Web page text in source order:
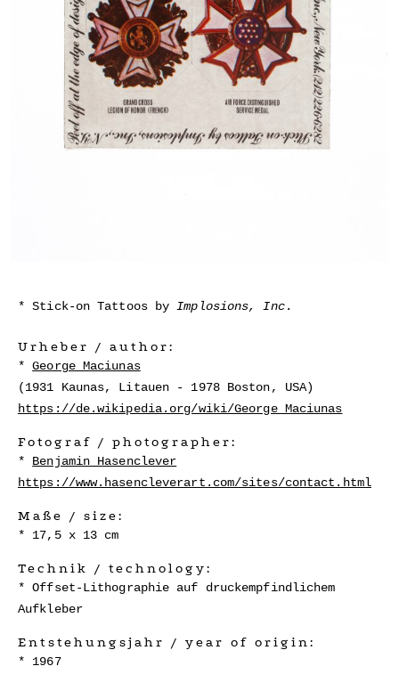
Stick-on Tattoos byImplosions, Inc.
Urheber / author:
George Maciunas
(1931 Kaunas, Litauen - 1978 Boston, USA)
https://de.wikipedia.org/wiki/George_Maciunas
Fotograf / photographer:
Benjamin Hasenclever
https://www.hasencleverart.com/sites/contact.html
Maße / size:
17,5 x 13 cm
Technik / technology:
Offset-Lithographie auf druckempfindlichem
Aufkleber
Entstehungsjahr / year of origin:
1967